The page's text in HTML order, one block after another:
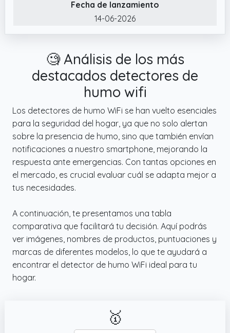
✔️ PRECISIÓN ÓPTICA DUAL, MENOS FALSAS
ALARMAS – SEGURIDAD CONFIABLE: Este
detector de humo WiFi avanzado, con dos
y una malla de 0,8 mm, es ideal para la
cocina, ya que distingue eficazmente el
humo real del vapor. Ofrece mayor
sensibilidad y precisión que los modelos de
un solo sensor, activando la alerta solo en
incendios reales.
✔️ 10 AÑOS DE DURACIÓN Y REGISTROS
HISTÓRICOS PARA PROTECCIÓN
PROLONGADA: Fabricado con material
ignífugo V0 y resistente a los rayos UV,
garantiza hasta 10 años de uso. Con alarma
avisos fuertes y oportunos.
Fecha de lanzamiento
14-06-2026
🧐 Análisis de los más
destacados detectores de
humo wifi
Los detectores de humo WiFi se han vuelto esenciales
para la seguridad del hogar, ya que no solo alertan
sobre la presencia de humo, sino que también envían
notificaciones a nuestro smartphone, mejorando la
respuesta ante emergencias. Con tantas opciones en
el mercado, es crucial evaluar cuál se adapta mejor a
tus necesidades.
A continuación, te presentamos una tabla
comparativa que facilitará tu decisión. Aquí podrás
ver imágenes, nombres de productos, puntuaciones y
marcas de diferentes modelos, lo que te ayudará a
encontrar el detector de humo WiFi ideal para tu
hogar.
🥇